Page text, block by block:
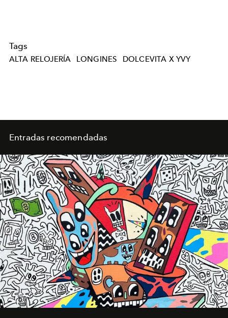
Tags
ALTA RELOJERÍA LONGINES DOLCEVITA X YVY
Entradas recomendadas